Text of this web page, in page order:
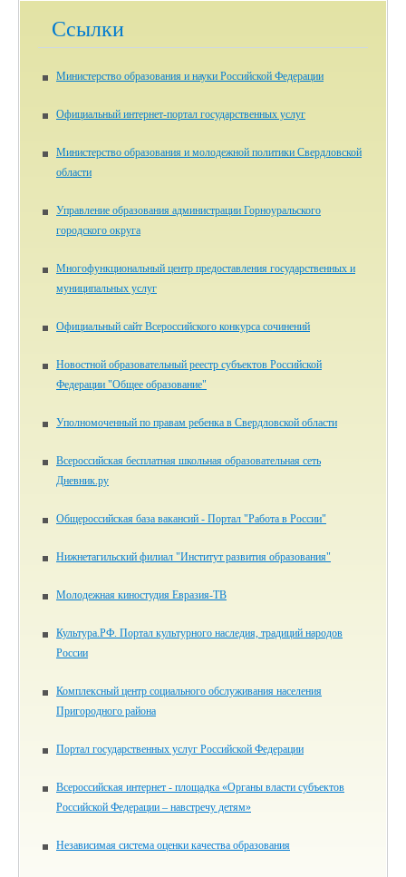
Ссылки
Министерство образования и науки Российской Федерации
Официальный интернет-портал государственных услуг
Министерство образования и молодежной политики Свердловской
области
Управление образования администрации Горноуральского
городского округа
Многофункциональный центр предоставления государственных и
муниципальных услуг
Официальный сайт Всероссийского конкурса сочинений
Новостной образовательный реестр субъектов Российской
Федерации "Общее образование"
Уполномоченный по правам ребенка в Свердловской области
Всероссийская бесплатная школьная образовательная сеть
Дневник.ру
Общероссийская база вакансий - Портал "Работа в России"
Нижнетагильский филиал "Институт развития образования"
Молодежная киностудия Евразия-ТВ
Культура.РФ. Портал культурного наследия, традиций народов
России
Комплексный центр социального обслуживания населения
Пригородного района
Портал государственных услуг Российской Федерации
Всероссийская интернет - площадка «Органы власти субъектов
Российской Федерации – навстречу детям»
Независимая система оценки качества образования